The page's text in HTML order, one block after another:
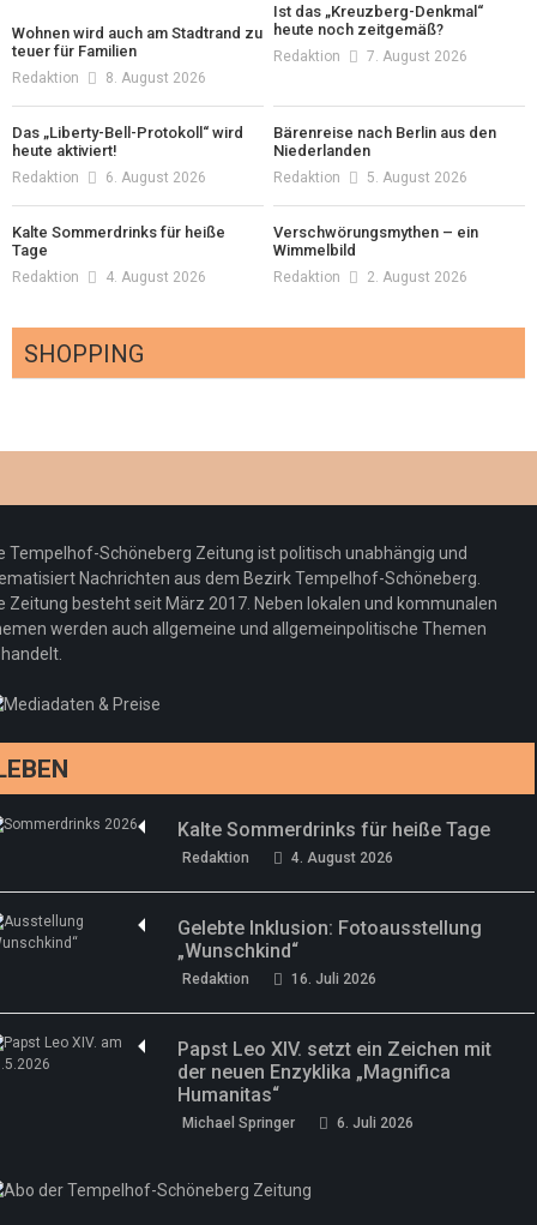
Wohnen wird auch am Stadtrand zu
teuer für Familien
Redaktion 8. August 2026
Ist das „Kreuzberg-Denkmal“
heute noch zeitgemäß?
Redaktion 7. August 2026
Das „Liberty-Bell-Protokoll“ wird
heute aktiviert!
Redaktion 6. August 2026
Bärenreise nach Berlin aus den
Niederlanden
Redaktion 5. August 2026
Kalte Sommerdrinks für heiße
Tage
Redaktion 4. August 2026
Verschwörungsmythen – ein
Wimmelbild
Redaktion 2. August 2026
SHOPPING
Redaktion 23. Juli 2026
Pepe Jeans London mit Summer Sale und
neuer Kollektion
Redaktion 19. Juli 2026
Woher kommt der Honig? – Neue EU-
Regeln gelten 14. Juni
drei neue Specials zur Fußball-WM
Tempelhof-Schöneberg Zeitung ist politisch unabhängig und
Nachrichten aus dem Bezirk Tempelhof-Schöneberg.
Zeitung besteht seit März 2017. Neben lokalen und kommunalen
werden auch allgemeine und allgemeinpolitische Themen
Kalte Sommerdrinks für heiße Tage
Redaktion 4. August 2026
Gelebte Inklusion: Fotoausstellung
„Wunschkind“
Redaktion 16. Juli 2026
Papst Leo XIV. setzt ein Zeichen mit
der neuen Enzyklika „Magnifica
Humanitas“
Michael Springer 6. Juli 2026